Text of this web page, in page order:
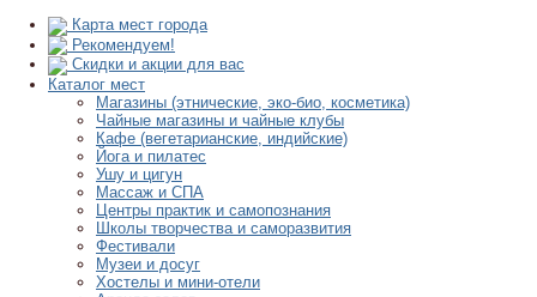
Карта мест города
Рекомендуем!
Скидки и акции для вас
Каталог мест
Магазины (этнические, эко-био, косметика)
Чайные магазины и чайные клубы
Кафе (вегетарианские, индийские)
Йога и пилатес
Ушу и цигун
Массаж и СПА
Центры практик и самопознания
Школы творчества и саморазвития
Фестивали
Музеи и досуг
Хостелы и мини-отели